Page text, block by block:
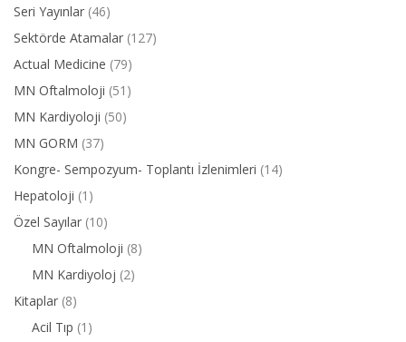
Seri Yayınlar (46)
Sektörde Atamalar (127)
Actual Medicine (79)
MN Oftalmoloji (51)
MN Kardiyoloji (50)
MN GORM (37)
Kongre- Sempozyum- Toplantı İzlenimleri (14)
Hepatoloji (1)
Özel Sayılar (10)
MN Oftalmoloji (8)
MN Kardiyoloj (2)
Kitaplar (8)
Acil Tıp (1)